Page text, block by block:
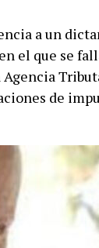
a un
el que se
de